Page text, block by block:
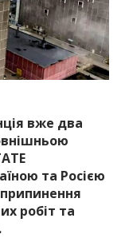
про події
та області.
вже два
та Росією
робіт та